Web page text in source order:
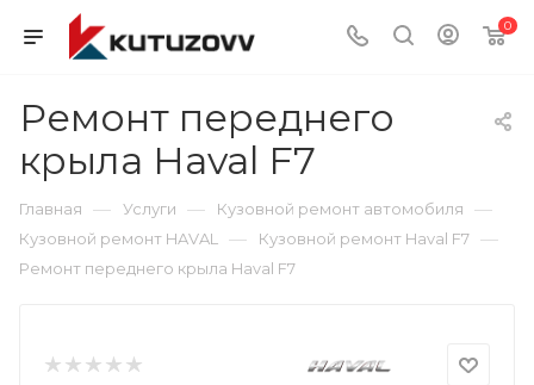
0
Ремонт переднего
крыла Haval F7
Главная — Услуги — Кузовной ремонт автомобиля —
Кузовной ремонт HAVAL — Кузовной ремонт Haval F7 —
Ремонт переднего крыла Haval F7